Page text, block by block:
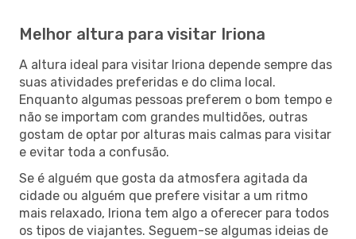
Melhor altura para visitar Iriona
A altura ideal para visitar Iriona depende sempre das
suas atividades preferidas e do clima local.
Enquanto algumas pessoas preferem o bom tempo e
não se importam com grandes multidões, outras
gostam de optar por alturas mais calmas para visitar
e evitar toda a confusão.
Se é alguém que gosta da atmosfera agitada da
cidade ou alguém que prefere visitar a um ritmo
mais relaxado, Iriona tem algo a oferecer para todos
os tipos de viajantes. Seguem-se algumas ideias de